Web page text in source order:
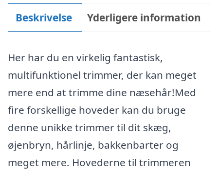
Beskrivelse Yderligere information
Her har du en virkelig fantastisk,
multifunktionel trimmer, der kan meget
mere end at trimme dine næsehår!Med
fire forskellige hoveder kan du bruge
denne unikke trimmer til dit skæg,
øjenbryn, hårlinje, bakkenbarter og
meget mere. Hovederne til trimmeren